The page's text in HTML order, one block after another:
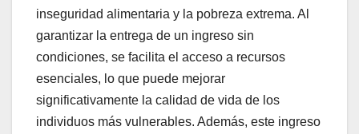
inseguridad alimentaria y la pobreza extrema. Al
garantizar la entrega de un ingreso sin
condiciones, se facilita el acceso a recursos
esenciales, lo que puede mejorar
significativamente la calidad de vida de los
individuos más vulnerables. Además, este ingreso